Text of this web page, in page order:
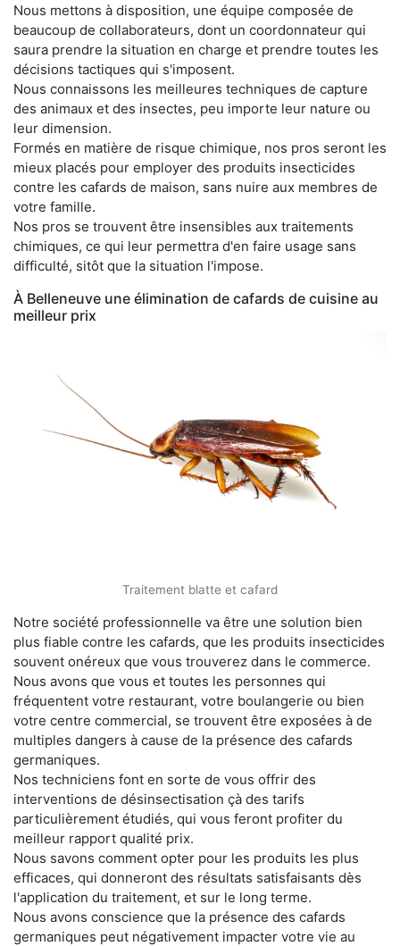
Nous mettons à disposition, une équipe composée de
beaucoup de collaborateurs, dont un coordonnateur qui
saura prendre la situation en charge et prendre toutes les
décisions tactiques qui s'imposent.
Nous connaissons les meilleures techniques de capture
des animaux et des insectes, peu importe leur nature ou
leur dimension.
Formés en matière de risque chimique, nos pros seront les
mieux placés pour employer des produits insecticides
contre les cafards de maison, sans nuire aux membres de
votre famille.
Nos pros se trouvent être insensibles aux traitements
chimiques, ce qui leur permettra d'en faire usage sans
difficulté, sitôt que la situation l'impose.
À Belleneuve une élimination de cafards de cuisine au
meilleur prix
Traitement blatte et cafard
Notre société professionnelle va être une solution bien
plus fiable contre les cafards, que les produits insecticides
souvent onéreux que vous trouverez dans le commerce.
Nous avons que vous et toutes les personnes qui
fréquentent votre restaurant, votre boulangerie ou bien
votre centre commercial, se trouvent être exposées à de
multiples dangers à cause de la présence des cafards
germaniques.
Nos techniciens font en sorte de vous offrir des
interventions de désinsectisation çà des tarifs
particulièrement étudiés, qui vous feront profiter du
meilleur rapport qualité prix.
Nous savons comment opter pour les produits les plus
efficaces, qui donneront des résultats satisfaisants dès
l'application du traitement, et sur le long terme.
Nous avons conscience que la présence des cafards
germaniques peut négativement impacter votre vie au